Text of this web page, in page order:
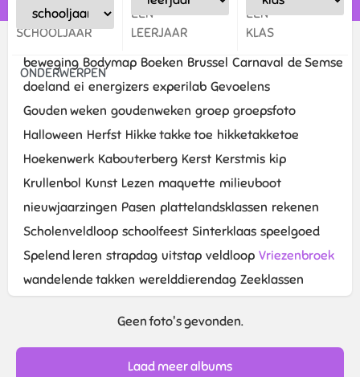
EEN
SCHOOLJAAR
EEN
LEERJAAR
EEN
KLAS
ONDERWERPEN
beweging Bodymap Boeken Brussel Carnaval de Semse
doeland ei energizers experilab Gevoelens
Gouden weken goudenweken groep groepsfoto
Halloween Herfst Hikke takke toe hikketakketoe
Hoekenwerk Kabouterberg Kerst Kerstmis kip
Krullenbol Kunst Lezen maquette milieuboot
nieuwjaarzingen Pasen plattelandsklassen rekenen
Scholenveldloop schoolfeest Sinterklaas speelgoed
Spelend leren strapdag uitstap veldloop Vriezenbroek
wandelende takken werelddierendag Zeeklassen
Geen foto's gevonden.
Laad meer albums